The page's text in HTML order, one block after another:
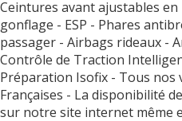
Ceintures avant ajustables
gonflage - ESP - Phares
passager - Airbags rideaux -
Contrôle de Traction
Préparation Isofix - Tous nos
Françaises - La disponibilité
sur notre site internet même